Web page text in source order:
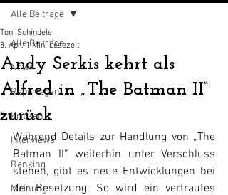
Alle Beiträge
News
Reportagen
Kritiken
Interviews
Ranking
Meinung
Alle Beiträge
Andy Serkis kehrt als
Alfred in „The Batman II“
zurück
Toni Schindele
8. Apr. 1 Min. Lesezeit
Während Details zur Handlung von „The
Batman II“ weiterhin unter Verschluss
stehen, gibt es neue Entwicklungen bei
der Besetzung. So wird ein vertrautes